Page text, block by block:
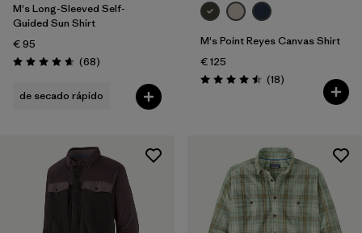
M's Long-Sleeved Self-
Guided Sun Shirt
€ 95
Puntuación: 4.7 / 5
(68Reseñas
)
de secado rápido
M's Point Reyes Canvas Shirt
€ 125
Puntuación: 4.5 / 5
(18Reseñas
)